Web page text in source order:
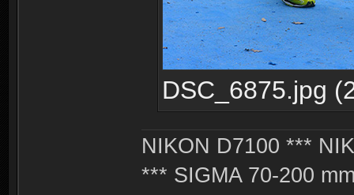
DSC_6875.jpg
NIKON D7100 ***
*** SIGMA 70-200